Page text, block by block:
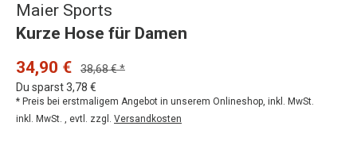
Maier Sports
Kurze Hose für Damen
34,90 €
38,68 € *
Du sparst 3,78 €
* Preis bei erstmaligem Angebot in unserem Onlineshop, inkl. MwSt.
inkl. MwSt. , evtl. zzgl. Versandkosten